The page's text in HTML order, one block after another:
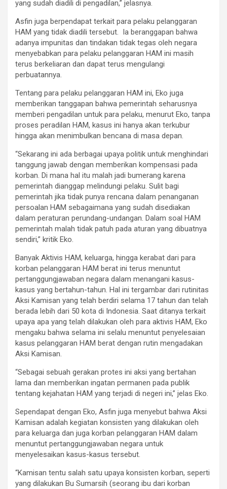
yang sudah diadili di pengadilan,” jelasnya.
Asfin juga berpendapat terkait para pelaku pelanggaran
HAM yang tidak diadili tersebut. Ia beranggapan bahwa
adanya impunitas dan tindakan tidak tegas oleh negara
menyebabkan para pelaku pelanggaran HAM ini masih
terus berkeliaran dan dapat terus mengulangi
perbuatannya.
Tentang para pelaku pelanggaran HAM ini, Eko juga
memberikan tanggapan bahwa pemerintah seharusnya
memberi pengadilan untuk para pelaku, menurut Eko, tanpa
proses peradilan HAM, kasus ini hanya akan terkubur
hingga akan menimbulkan bencana di masa depan.
“Sekarang ini ada berbagai upaya politik untuk menghindari
tanggung jawab dengan memberikan kompensasi pada
korban. Di mana hal itu malah jadi bumerang karena
pemerintah dianggap melindungi pelaku. Sulit bagi
pemerintah jika tidak punya rencana dalam penanganan
persoalan HAM sebagaimana yang sudah disediakan
dalam peraturan perundang-undangan. Dalam soal HAM
pemerintah malah tidak patuh pada aturan yang dibuatnya
sendiri,” kritik Eko.
Banyak Aktivis HAM, keluarga, hingga kerabat dari para
korban pelanggaran HAM berat ini terus menuntut
pertanggungjawaban negara dalam menangani kasus-
kasus yang bertahun-tahun. Hal ini tergambar dari rutinitas
Aksi Kamisan yang telah berdiri selama 17 tahun dan telah
berada lebih dari 50 kota di Indonesia. Saat ditanya terkait
upaya apa yang telah dilakukan oleh para aktivis HAM, Eko
mengaku bahwa selama ini selalu menuntut penyelesaian
kasus pelanggaran HAM berat dengan rutin mengadakan
Aksi Kamisan.
“Sebagai sebuah gerakan protes ini aksi yang bertahan
lama dan memberikan ingatan permanen pada publik
tentang kejahatan HAM yang terjadi di negeri ini,” jelas Eko.
Sependapat dengan Eko, Asfin juga menyebut bahwa Aksi
Kamisan adalah kegiatan konsisten yang dilakukan oleh
para keluarga dan juga korban pelanggaran HAM dalam
menuntut pertanggungjawaban negara untuk
menyelesaikan kasus-kasus tersebut.
“Kamisan tentu salah satu upaya konsisten korban, seperti
yang dilakukan Bu Sumarsih (seorang ibu dari korban